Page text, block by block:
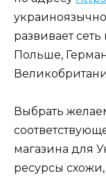
развивает
Польше,
Выбрать
магазина для
ресурсы